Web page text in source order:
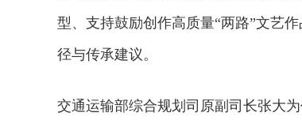
型、支持鼓励创作高质量“两路”文艺
径与传承建议。
交通运输部综合规划司原副司长张大